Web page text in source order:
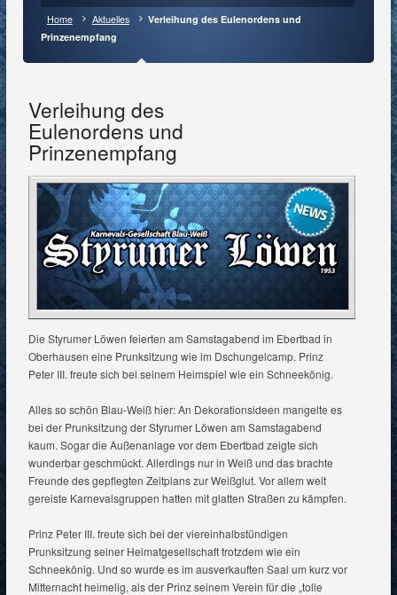
Home Aktuelles
Verleihung des Eulenordens und
Prinzenempfang
Verleihung des
Eulenordens und
Prinzenempfang
Die Styrumer Löwen feierten am Samstagabend im Ebertbad in
Oberhausen eine Prunksitzung wie im Dschungelcamp. Prinz
Peter III. freute sich bei seinem Heimspiel wie ein Schneekönig.
Alles so schön Blau-Weiß hier: An Dekorationsideen mangelte es
bei der Prunksitzung der Styrumer Löwen am Samstagabend
kaum. Sogar die Außenanlage vor dem Ebertbad zeigte sich
wunderbar geschmückt. Allerdings nur in Weiß und das brachte
Freunde des gepflegten Zeitplans zur Weißglut. Vor allem weit
gereiste Karnevalsgruppen hatten mit glatten Straßen zu kämpfen.
Prinz Peter III. freute sich bei der viereinhalbstündigen
Prunksitzung seiner Heimatgesellschaft trotzdem wie ein
Schneekönig. Und so wurde es im ausverkauften Saal um kurz vor
Mitternacht heimelig, als der Prinz seinem Verein für die „tolle